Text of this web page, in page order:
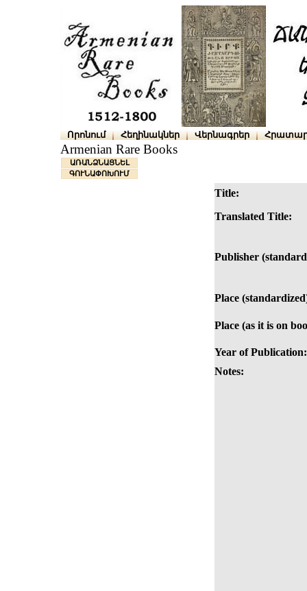
Որոնում Հեղինակներ Վերնագրեր
Armenian Rare Books
ԱՌԱՆՁՆԱՑՆԵԼ
ԳՈՒՆԱՓՈԽՈՒՄ
Title:
Translated Title:
Publisher
Place
Place (as it is on
Year of Publication:
Notes: